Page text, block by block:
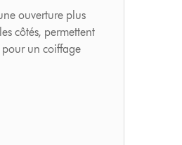
ouverture plus
côtés, permettent
pour un coiffage